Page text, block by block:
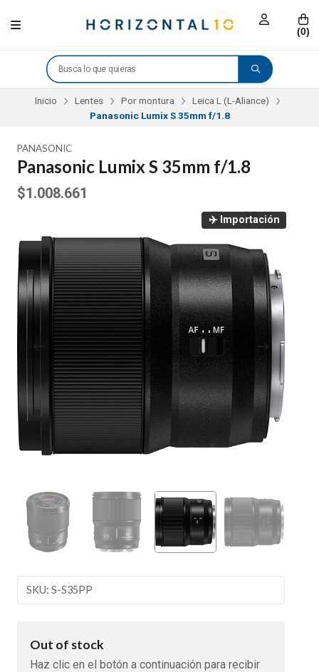
(0)
Inicio Lentes Por montura
Leica L (L-Aliance)
Panasonic Lumix S 35mm f/1.8
PANASONIC
Panasonic Lumix S 35mm f/1.8
$1.008.661
✈️ Importación
SKU: S-S35PP
Out of stock
Haz clic en el botón a continuación para recibir